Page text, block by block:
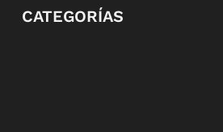
CATEGORÍAS